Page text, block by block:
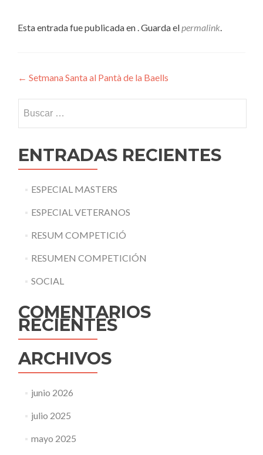
Esta entrada fue publicada en . Guarda elpermalink.
Navegación
de
entradas
← Setmana Santa al Pantà de la Baells
ENTRADAS RECIENTES
ESPECIAL MASTERS
ESPECIAL VETERANOS
RESUM COMPETICIÓ
RESUMEN COMPETICIÓN
SOCIAL
COMENTARIOS
RECIENTES
ARCHIVOS
junio 2026
julio 2025
mayo 2025